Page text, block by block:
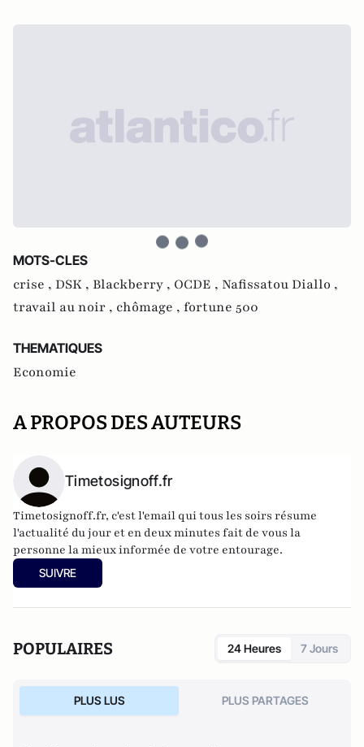
MOTS-CLES
crise , DSK , Blackberry , OCDE , Nafissatou Diallo ,
travail au noir , chômage , fortune 500
THEMATIQUES
Economie
A PROPOS DES AUTEURS
Timetosignoff.fr
Timetosignoff.fr, c'est l'email qui tous les soirs résume
l'actualité du jour et en deux minutes fait de vous la
personne la mieux informée de votre entourage.
SUIVRE
POPULAIRES 24 Heures 7 Jours
PLUS LUS PLUS PARTAGES